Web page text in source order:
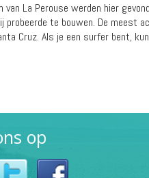
La Perouse werden hier
te bouwen. De meest
Cruz. Als je een surfer bent,
op